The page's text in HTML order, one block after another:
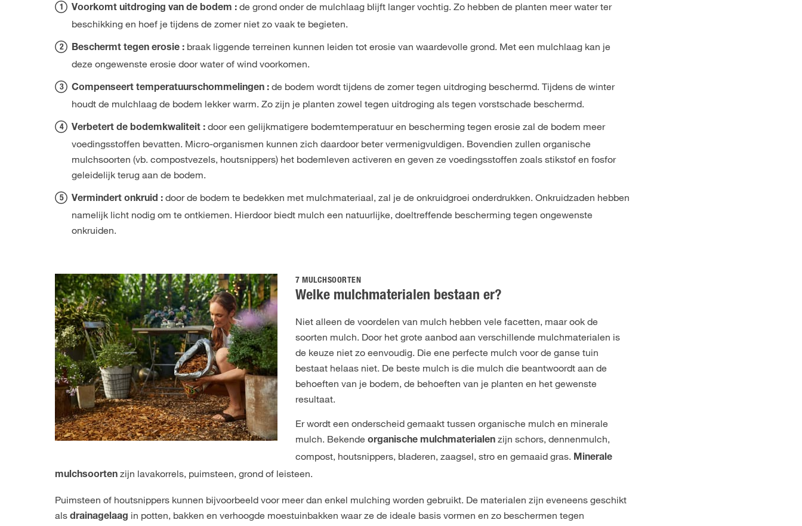
Voorkomt uitdroging van de bodem : de grond onder de mulchlaag blijft langer vochtig. Zo hebben de planten meer water ter
beschikking en hoef je tijdens de zomer niet zo vaak te begieten.
Beschermt tegen erosie : braak liggende terreinen kunnen leiden tot erosie van waardevolle grond. Met een mulchlaag kan je
deze ongewenste erosie door water of wind voorkomen.
Compenseert temperatuurschommelingen : de bodem wordt tijdens de zomer tegen uitdroging beschermd. Tijdens de winter
houdt de mulchlaag de bodem lekker warm. Zo zijn je planten zowel tegen uitdroging als tegen vorstschade beschermd.
Verbetert de bodemkwaliteit : door een gelijkmatigere bodemtemperatuur en bescherming tegen erosie zal de bodem meer
voedingsstoffen bevatten. Micro-organismen kunnen zich daardoor beter vermenigvuldigen. Bovendien zullen organische
mulchsoorten (vb. compostvezels, houtsnippers) het bodemleven activeren en geven ze voedingsstoffen zoals stikstof en fosfor
geleidelijk terug aan de bodem.
Vermindert onkruid : door de bodem te bedekken met mulchmateriaal, zal je de onkruidgroei onderdrukken. Onkruidzaden hebben
namelijk licht nodig om te ontkiemen. Hierdoor biedt mulch een natuurlijke, doeltreffende bescherming tegen ongewenste
onkruiden.
7 MULCHSOORTEN
Welke mulchmaterialen bestaan er?
Niet alleen de voordelen van mulch hebben vele facetten, maar ook de
soorten mulch. Door het grote aanbod aan verschillende mulchmaterialen is
de keuze niet zo eenvoudig. Die ene perfecte mulch voor de ganse tuin
bestaat helaas niet. De beste mulch is die mulch die beantwoordt aan de
behoeften van je bodem, de behoeften van je planten en het gewenste
resultaat.
Er wordt een onderscheid gemaakt tussen organische mulch en minerale
mulch. Bekende organische mulchmaterialen zijn schors, dennenmulch,
compost, houtsnippers, bladeren, zaagsel, stro en gemaaid gras. Minerale
mulchsoorten zijn lavakorrels, puimsteen, grond of leisteen.
Puimsteen of houtsnippers kunnen bijvoorbeeld voor meer dan enkel mulching worden gebruikt. De materialen zijn eveneens geschikt
als drainagelaag in potten, bakken en verhoogde moestuinbakken waar ze de ideale basis vormen en zo beschermen tegen